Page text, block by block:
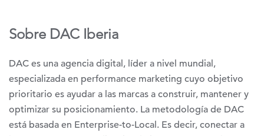
Sobre DAC Iberia
DAC es una agencia digital, líder a nivel mundial,
especializada en performance marketing cuyo objetivo
prioritario es ayudar a las marcas a construir, mantener y
optimizar su posicionamiento. La metodología de DAC
está basada en Enterprise-to-Local. Es decir, conectar a